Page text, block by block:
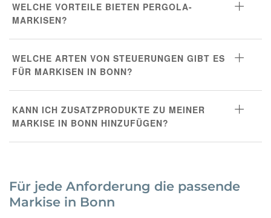
WELCHE VORTEILE BIETEN PERGOLA-
MARKISEN?
WELCHE ARTEN VON STEUERUNGEN GIBT ES
FÜR MARKISEN IN BONN?
KANN ICH ZUSATZPRODUKTE ZU MEINER
MARKISE IN BONN HINZUFÜGEN?
Für jede Anforderung die passende
Markise in Bonn